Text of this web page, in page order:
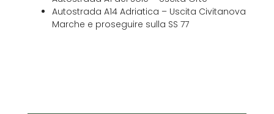
Autostrada A14 Adriatica – Uscita Civitanova
Marche e proseguire sulla SS 77